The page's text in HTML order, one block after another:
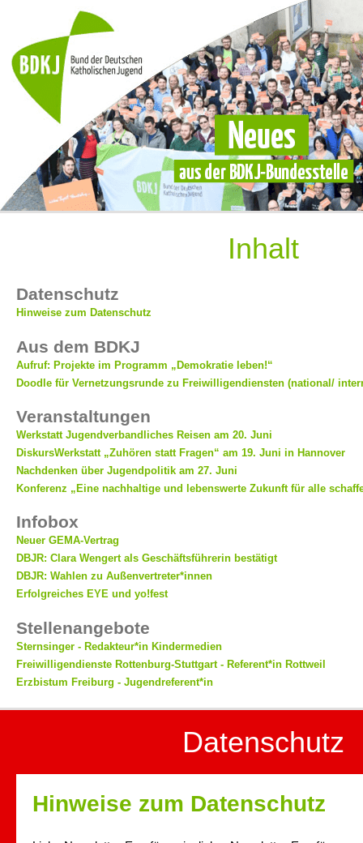
Inhalt
Datenschutz
Hinweise zum Datenschutz
Aus dem BDKJ
Aufruf: Projekte im Programm „Demokratie leben!“
Doodle für Vernetzungsrunde zu Freiwilligendiensten (national/
Veranstaltungen
Werkstatt Jugendverbandliches Reisen am 20. Juni
DiskursWerkstatt „Zuhören statt Fragen“ am 19. Juni in Hannover
Nachdenken über Jugendpolitik am 27. Juni
Konferenz „Eine nachhaltige und lebenswerte Zukunft für alle
Infobox
Neuer GEMA-Vertrag
DBJR: Clara Wengert als Geschäftsführerin bestätigt
DBJR: Wahlen zu Außenvertreter*innen
Erfolgreiches EYE und yo!fest
Stellenangebote
Sternsinger - Redakteur*in Kindermedien
Freiwilligendienste Rottenburg-Stuttgart - Referent*in Rottweil
Erzbistum Freiburg - Jugendreferent*in
Datenschutz
Hinweise zum Datenschutz